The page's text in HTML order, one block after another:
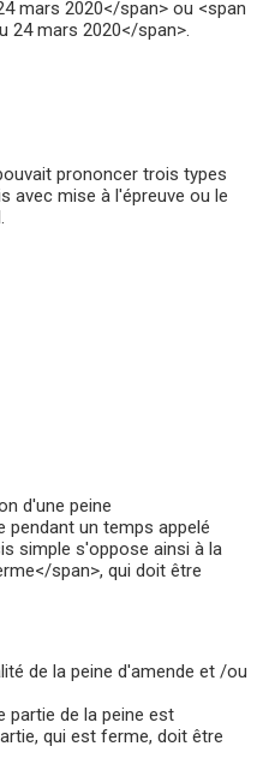
mars 2020</span> ou <span
24 mars 2020</span>.
prononcer trois types
avec mise à l'épreuve ou le
d'une peine
un temps appelé
simple s'oppose ainsi à la
span>, qui doit être
de la peine d'amende et /ou
partie de la peine est
qui est ferme, doit être